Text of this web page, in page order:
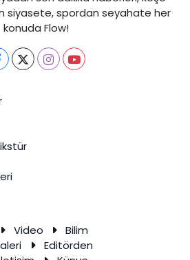
siyasete, spordan seyahate her
konuda Flow!
Video
Bilim
Editörden